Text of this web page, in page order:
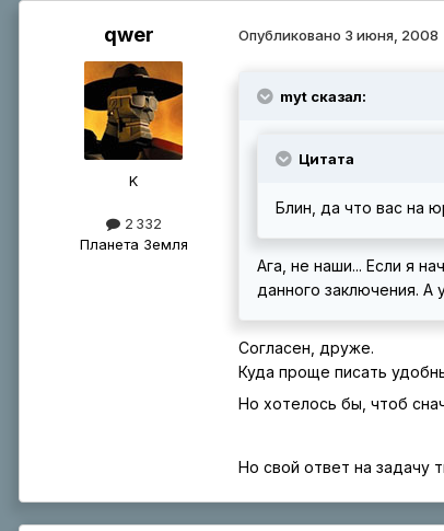
qwer
K
2 332
Планета Земля
Опубликовано 3 июня, 2008
myt сказал:
Цитата
Блин, да что вас на
Ага, не наши... Если я
данного заключения.
Согласен, друже.
Куда проще писать
Но хотелось бы, чтоб
Но свой ответ на задачу